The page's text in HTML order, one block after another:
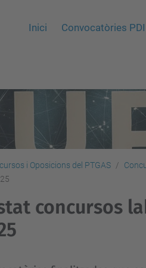
Inici Convocatòries PDI
i Oposicions del PTGAS
concursos